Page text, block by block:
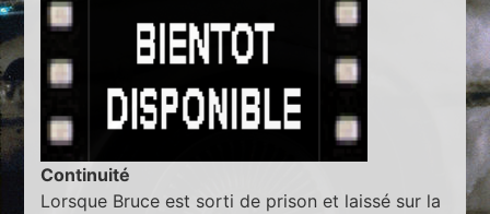
Continuité
Lorsque Bruce est sorti de prison et laissé sur la